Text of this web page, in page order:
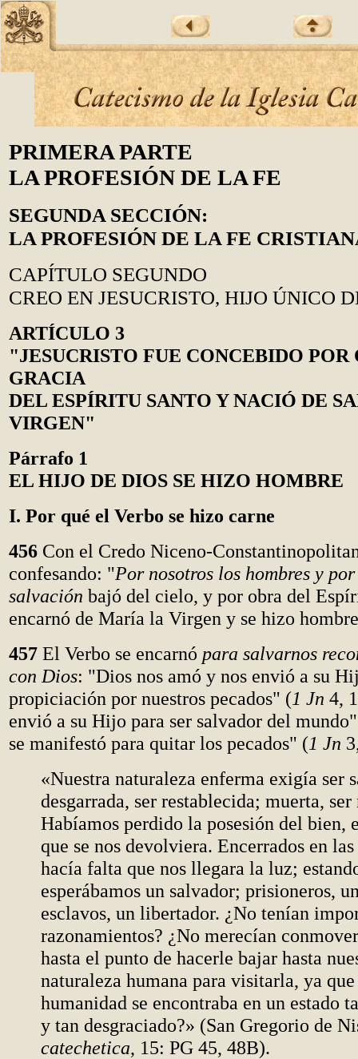
PRIMERA PARTE
LA PROFESIÓN DE LA FE
SEGUNDA SECCIÓN:
LA PROFESIÓN DE LA FE
CAPÍTULO SEGUNDO
CREO EN JESUCRISTO, HIJO ÚNICO
ARTÍCULO 3
"JESUCRISTO FUE CONCEBIDO POR
GRACIA
DEL ESPÍRITU SANTO Y NACIÓ DE
VIRGEN"
Párrafo 1
EL HIJO DE DIOS SE HIZO HOMBRE
I. Por qué el Verbo se hizo carne
456 Con el Credo Niceno-
confesando: "Por nosotros los hombres y
salvación bajó del cielo, y por obra del
encarnó de María la Virgen y se hizo
457 El Verbo se encarnó para salvarnos
con Dios: "Dios nos amó y nos envió a su
propiciación por nuestros pecados" (1 Jn 4,
envió a su Hijo para ser salvador del
se manifestó para quitar los pecados" (1 Jn
«Nuestra naturaleza enferma exigía ser
desgarrada, ser restablecida; muerta, ser
Habíamos perdido la posesión del bien,
que se nos devolviera. Encerrados en
hacía falta que nos llegara la luz;
esperábamos un salvador; prisioneros,
esclavos, un libertador. ¿No tenían
razonamientos? ¿No merecían
hasta el punto de hacerle bajar hasta
naturaleza humana para visitarla, ya
humanidad se encontraba en un estado
y tan desgraciado?» (San Gregorio de
catechetica, 15: PG 45, 48B).